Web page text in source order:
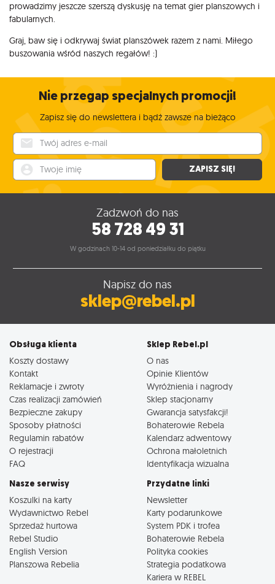
prowadzimy jeszcze szerszą dyskusję na temat gier planszowych i
fabularnych.
Graj, baw się i odkrywaj świat planszówek razem z nami. Miłego
buszowania wśród naszych regałów! :)
Nie przegap specjalnych promocji!
Zapisz się do newslettera i bądź zawsze na bieżąco
ZAPISZ SIĘ!
Zadzwoń do nas
58 728 49 31
W godzinach 10-14 od poniedziałku do piątku
Napisz do nas
sklep@rebel.pl
Obsługa klienta
Koszty dostawy
Kontakt
Reklamacje i zwroty
Czas realizacji zamówień
Bezpieczne zakupy
Sposoby płatności
Regulamin rabatów
O rejestracji
FAQ
Sklep Rebel.pl
O nas
Opinie Klientów
Wyróżnienia i nagrody
Sklep stacjonarny
Gwarancja satysfakcji!
Bohaterowie Rebela
Kalendarz adwentowy
Ochrona małoletnich
Identyfikacja wizualna
Nasze serwisy
Koszulki na karty
Wydawnictwo Rebel
Sprzedaż hurtowa
Rebel Studio
English Version
Planszowa Rebelia
Przydatne linki
Newsletter
Karty podarunkowe
System PDK i trofea
Bohaterowie Rebela
Polityka cookies
Strategia podatkowa
Kariera w REBEL